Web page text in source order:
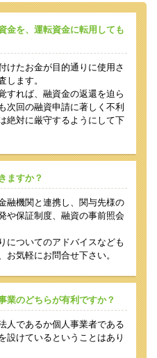
金を、運転資金に転用しても
けたお金が目的通りに使用さ
します。
すれば、融資金の返還を迫ら
次回の融資申請に著しく不利
絶対に厳守するようにして下
ますか？
融機関と連携し、関与先様の
や保証制度、融資の事前照会
についてのアドバイスなども
お気軽にお問合せ下さい。
業のどちらが有利ですか？
人であるか個人事業者である
設けているということはあり